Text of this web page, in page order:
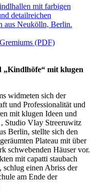
(PDF)
mit klugen
widmeten sich der
und Professionalität und
mit klugen Ideen und
Studio Vlay Streeruwitz
Berlin, stellte sich den
Plateau mit über
schwebenden Häuser vor.
mit capatti staubach
schlug einen Abriss der
am Ende der